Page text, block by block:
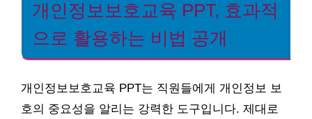
개인정보보호교육 PPT, 효과적
으로 활용하는 비법 공개
개인정보보호교육 PPT는 직원들에게 개인정보 보
호의 중요성을 알리는 강력한 도구입니다. 제대로